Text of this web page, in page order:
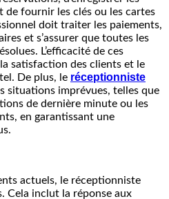
de fournir les clés ou les cartes
doit traiter les paiements,
et s’assurer que toutes les
L’efficacité de ces
satisfaction des clients et le
De plus, le réceptionniste
situations imprévues, telles que
de dernière minute ou les
en garantissant une
actuels, le réceptionniste
Cela inclut la réponse aux